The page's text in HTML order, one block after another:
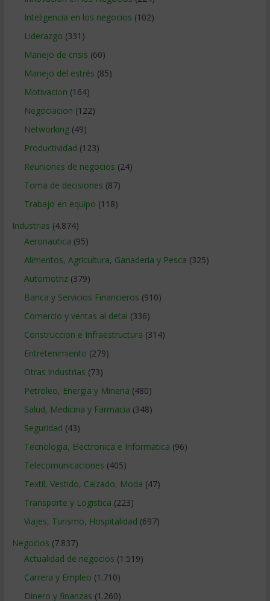
Inteligencia en los negocios (102)
Liderazgo (331)
Manejo de crisis (60)
Manejo del estrés (85)
Motivacion (164)
Negociacion (122)
Networking(49)
Productividad (123)
Reuniones de negocios (24)
Toma de decisiones (87)
Trabajo en equipo (118)
Industrias (4.874)
Aeronautica (95)
Alimentos, Agricultura, Ganaderia y Pesca (325)
Automotriz(379)
Banca y Servicios Financieros (910)
Comercio y ventas al detal (336)
Construccion e Infraestructura (314)
Entretenimiento (279)
Otras industrias (73)
Petroleo, Energia y Mineria (480)
Salud, Medicina y Farmacia (348)
Seguridad (43)
Tecnologia, Electronica e Informatica (96)
Telecomunicaciones (405)
Textil, Vestido, Calzado, Moda (47)
Transporte y Logistica (223)
Viajes, Turismo, Hospitalidad (697)
Negocios (7.837)
Actualidad de negocios (1.519)
Carrera y Empleo (1.710)
Dinero y finanzas (1.260)